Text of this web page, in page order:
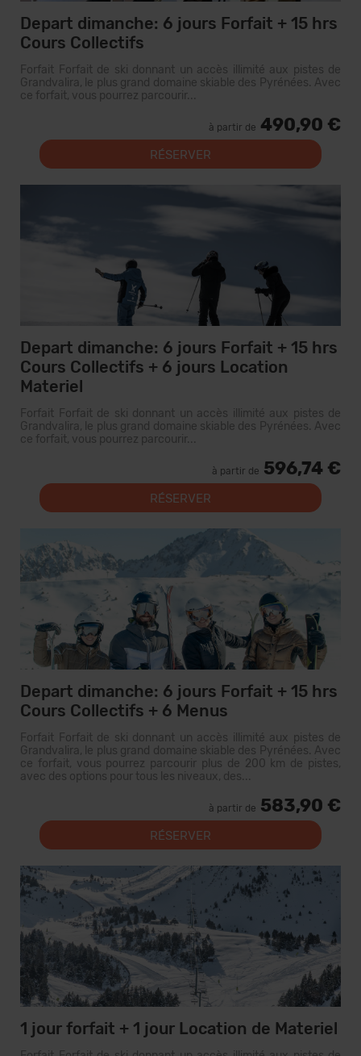
Depart dimanche: 6 jours Forfait + 15 hrs
Cours Collectifs
Forfait Forfait de ski donnant un accès illimité aux pistes de
Grandvalira, le plus grand domaine skiable des Pyrénées. Avec
ce forfait, vous pourrez parcourir...
à partir de 490,90 €
RÉSERVER
Depart dimanche: 6 jours Forfait + 15 hrs
Cours Collectifs + 6 jours Location
Materiel
Forfait Forfait de ski donnant un accès illimité aux pistes de
Grandvalira, le plus grand domaine skiable des Pyrénées. Avec
ce forfait, vous pourrez parcourir...
à partir de 596,74 €
RÉSERVER
Depart dimanche: 6 jours Forfait + 15 hrs
Cours Collectifs + 6 Menus
Forfait Forfait de ski donnant un accès illimité aux pistes de
Grandvalira, le plus grand domaine skiable des Pyrénées. Avec
ce forfait, vous pourrez parcourir plus de 200 km de pistes,
avec des options pour tous les niveaux, des...
à partir de 583,90 €
RÉSERVER
1 jour forfait + 1 jour Location de Materiel